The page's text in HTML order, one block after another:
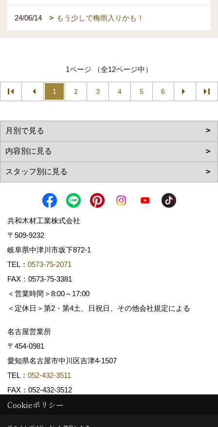
24/06/14 もう少しで梅雨入りかも！
1ページ （全12ページ中）
1 2 3 4 5 6
共和木材工業株式会社
〒509-9232
岐阜県中津川市坂下872‐1
TEL： 0573-75-2071
FAX：0573-75-3381
＜営業時間＞8:00～17:00
＜定休日＞第2・第4土、日祝日、その他会社規定による
名古屋営業所
〒454-0981
愛知県名古屋市中川区吉津4-1507
TEL： 052-432-3511
FAX：052-432-3512
Cookieポリシー